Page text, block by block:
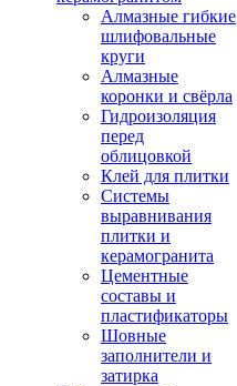
Алмазные гибкие
шлифовальные
круги
Алмазные
коронки и свёрла
Гидроизоляция
перед
облицовкой
Клей для плитки
Системы
выравнивания
плитки и
керамогранита
Цементные
составы и
пластификаторы
Шовные
заполнители и
затирка